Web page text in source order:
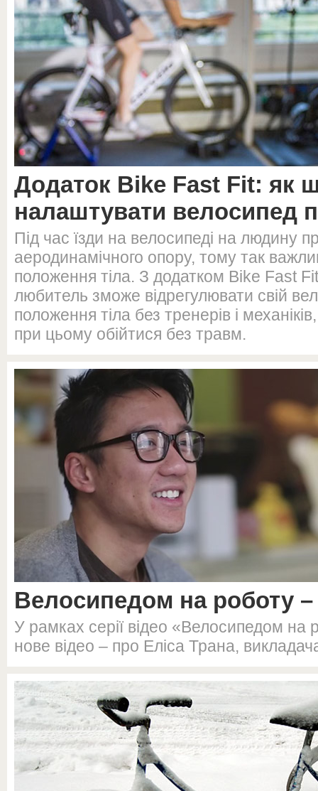
Додаток Bike Fast Fit: як
налаштувати велосипед
Під час їзди на велосипеді на людину
аеродинамічного опору, тому так
положення тіла. З додатком Bike Fast
любитель зможе відрегулювати свій
положення тіла без тренерів і
при цьому обійтися без травм.
Велосипедом на роботу –
У рамках серії відео «Велосипедом на
нове відео – про Еліса Трана,